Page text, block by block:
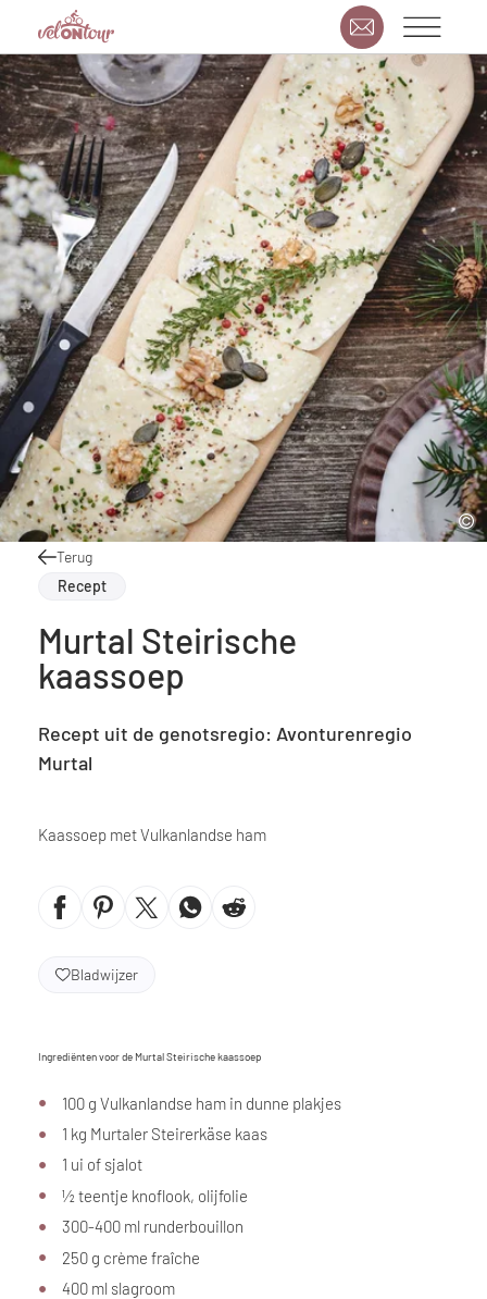
Terug
Recept
Murtal Steirische
kaassoep
Recept uit de genotsregio: Avonturenregio
Murtal
Kaassoep met Vulkanlandse ham
Bladwijzer
Ingrediënten voor de Murtal Steirische kaassoep
100 g Vulkanlandse ham in dunne plakjes
1 kg Murtaler Steirerkäse kaas
1 ui of sjalot
½ teentje knoflook, olijfolie
300-400 ml runderbouillon
250 g crème fraîche
400 ml slagroom